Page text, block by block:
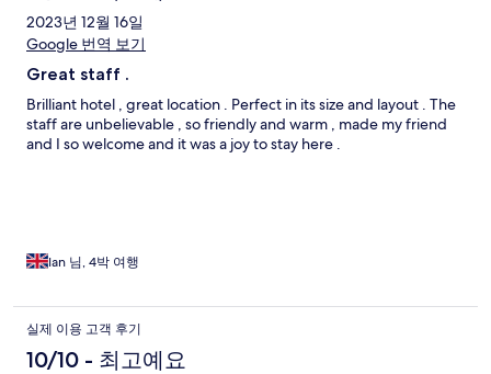
2023년 12월 16일
Google 번역 보기
Great staff .
Brilliant hotel , great location . Perfect in its size and layout . The
staff are unbelievable , so friendly and warm , made my friend
and I so welcome and it was a joy to stay here .
Ian 님, 4박 여행
실제 이용 고객 후기
10/10 - 최고예요